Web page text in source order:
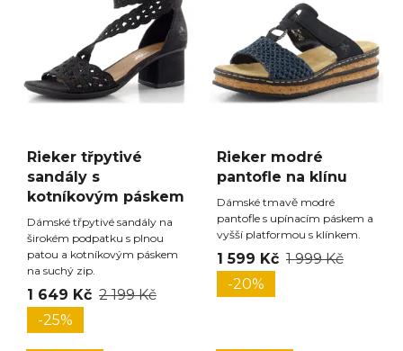
Rieker třpytivé
sandály s
kotníkovým páskem
Dámské třpytivé sandály na
širokém podpatku s plnou
patou a kotníkovým páskem
na suchý zip.
1 649 Kč 2 199 Kč
-25%
Rieker modré
pantofle na klínu
Dámské tmavě modré
pantofle s upínacím páskem a
vyšší platformou s klínkem.
1 599 Kč 1 999 Kč
-20%